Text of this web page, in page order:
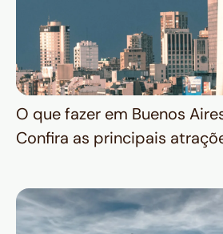
O que fazer em Buenos
Confira as principais